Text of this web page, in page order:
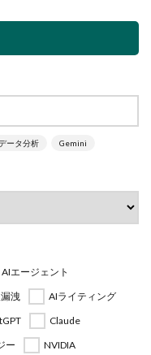
ータ分析 Gemini
AIエージェント
洩
AIライティング
Claude
ー NVIDIA